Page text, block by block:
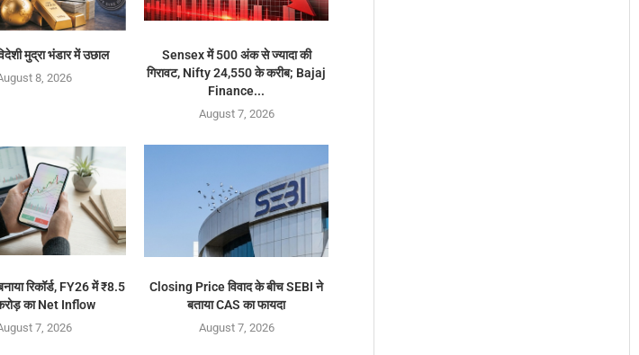
मुद्रा भंडार में उछाल
8, 2026
Sensex में 500 अंक से ज्यादा की
गिरावट, Nifty 24,550 के करीब; Bajaj
Finance...
August 7, 2026
रिकॉर्ड, FY26 में ₹8.5
का Net Inflow
7, 2026
Closing Price विवाद के बीच SEBI ने
बताया CAS का फायदा
August 7, 2026